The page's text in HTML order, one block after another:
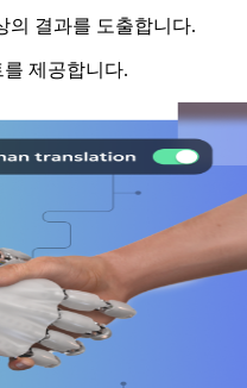
의 결과를 도출합니다.
제공합니다.